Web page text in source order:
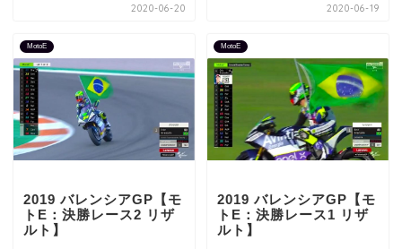
2020-06-20 2020-06-19
MotoE
2019 バレンシアGP【モ
トE：決勝レース2 リザ
ルト】
MotoE
2019 バレンシアGP【モ
トE：決勝レース1 リザ
ルト】